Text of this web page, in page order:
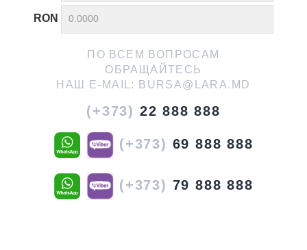
RON
ПО ВСЕМ ВОПРОСАМ
ОБРАЩАЙТЕСЬ
НАШ E-MAIL:
BURSA@LARA.MD
(+373) 22 888 888
(+373) 69 888 888
(+373) 79 888 888